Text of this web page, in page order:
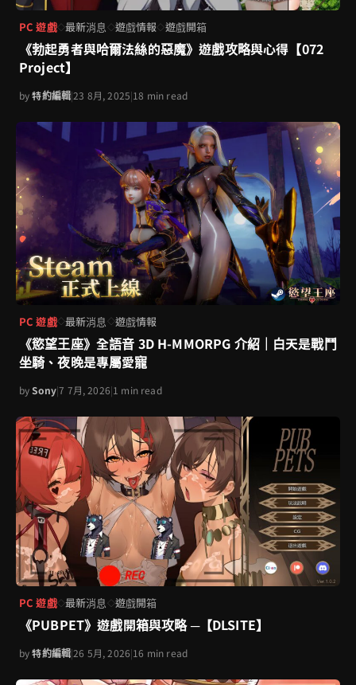
PC 遊戲◇最新消息◇遊戲情報◇遊戲開箱
《勃起勇者與哈爾法絲的惡魔》遊戲攻略與心得【072
Project】
by特約編輯|23 8月, 2025|18 min read
PC 遊戲◇最新消息◇遊戲情報
《慾望王座》全語音 3D H-MMORPG 介紹｜白天是戰鬥
坐騎、夜晚是專屬愛寵
bySony|7 7月, 2026|1 min read
PC 遊戲◇最新消息◇遊戲開箱
《PUBPET》遊戲開箱與攻略 ─【DLSITE】
by特約編輯|26 5月, 2026|16 min read